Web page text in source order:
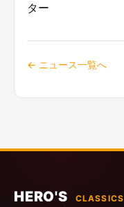
ター
← ニュース一覧へ
HERO'S CLASSICS